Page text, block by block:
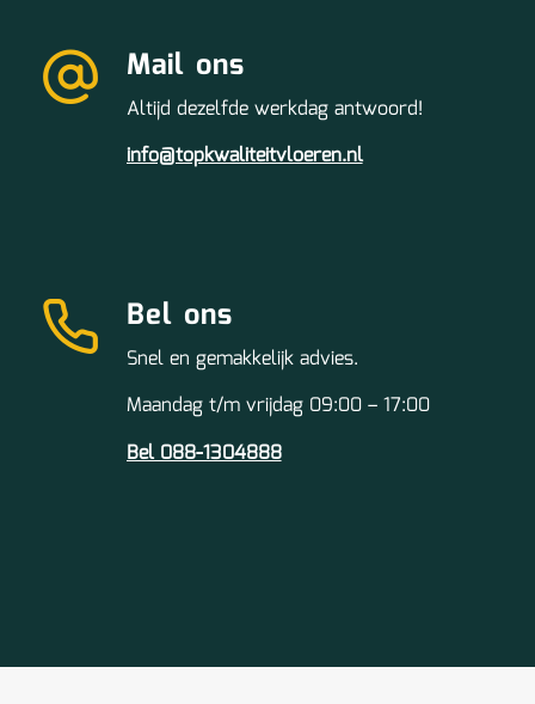
Mail ons
Altijd dezelfde werkdag antwoord!
info@topkwaliteitvloeren.nl
Bel ons
Snel en gemakkelijk advies.
Maandag t/m vrijdag 09:00 – 17:00
Bel 088-1304888